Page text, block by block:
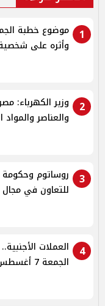
1
موضوع خطبة
وأثره على
2
وزير الكهرباء:
والعناصر والمواد
3
روساتوم
للتعاون في مجال
4
العملات
الجمعة 7 أغسطس 2026